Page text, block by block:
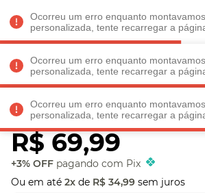
Ocorreu um erro enquanto
personalizada, tente recarregar a
Ocorreu um erro enquanto
personalizada, tente recarregar a
Ocorreu um erro enquanto
personalizada, tente recarregar a
Faltam
Veja produtos perto de você!
Jogo Fórmula Turbo
R$ 69,99
+3% OFF pagando com Pix
Ou em até 2x de R$ 34,99 sem juros